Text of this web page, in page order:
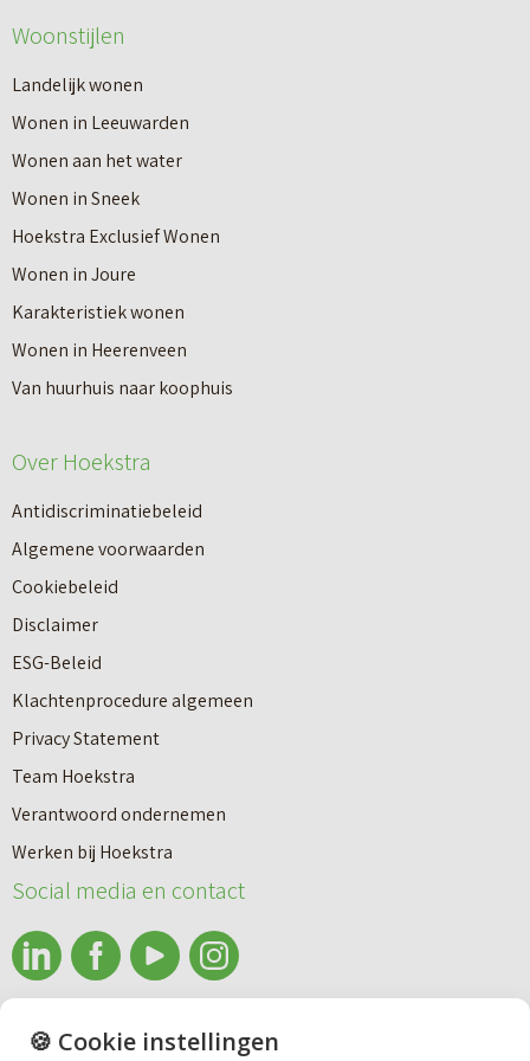
Nieuwbouw
Huren
Bedrijfsmakelaardij
Woonstijlen
Landelijk wonen
Wonen in Leeuwarden
Wonen aan het water
Wonen in Sneek
Hoekstra Exclusief Wonen
Wonen in Joure
Karakteristiek wonen
Wonen in Heerenveen
Van huurhuis naar koophuis
Over Hoekstra
Antidiscriminatiebeleid
Algemene voorwaarden
Cookiebeleid
Disclaimer
ESG-Beleid
Klachtenprocedure algemeen
Privacy Statement
Team Hoekstra
Verantwoord ondernemen
Werken bij Hoekstra
Social media en contact
info@makelaardijhoekstra.nl
🍪 Cookie instellingen